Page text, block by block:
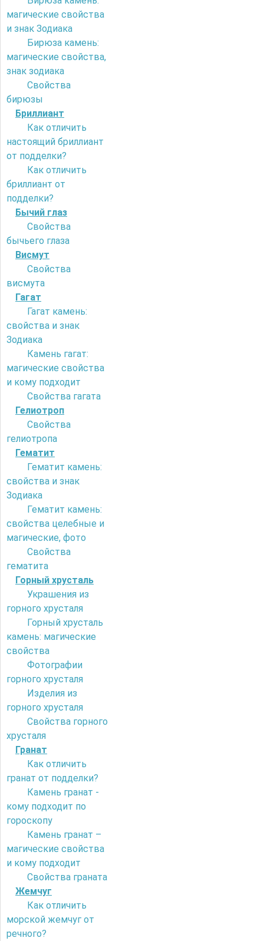
магические свойства
и знак Зодиака
Бирюза камень:
магические свойства,
знак зодиака
Свойства
бирюзы
Бриллиант
Как отличить
настоящий бриллиант
от подделки?
Как отличить
бриллиант от
подделки?
Бычий глаз
Свойства
бычьего глаза
Висмут
Свойства
висмута
Гагат
Гагат камень:
свойства и знак
Зодиака
Камень гагат:
магические свойства
и кому подходит
Свойства гагата
Гелиотроп
Свойства
гелиотропа
Гематит
Гематит камень:
свойства и знак
Зодиака
Гематит камень:
свойства целебные и
магические, фото
Свойства
гематита
Горный хрусталь
Украшения из
горного хрусталя
Горный хрусталь
камень: магические
свойства
Фотографии
горного хрусталя
Изделия из
горного хрусталя
Свойства горного
хрусталя
Гранат
Как отличить
гранат от подделки?
Камень гранат -
кому подходит по
гороскопу
Камень гранат –
магические свойства
и кому подходит
Свойства граната
Жемчуг
Как отличить
морской жемчуг от
речного?